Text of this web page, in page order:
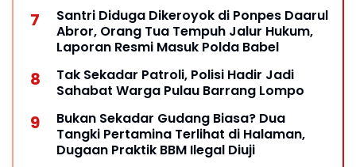
Santri Diduga Dikeroyok di Ponpes Daarul
Abror, Orang Tua Tempuh Jalur Hukum,
Laporan Resmi Masuk Polda Babel
Tak Sekadar Patroli, Polisi Hadir Jadi
Sahabat Warga Pulau Barrang Lompo
Bukan Sekadar Gudang Biasa? Dua
Tangki Pertamina Terlihat di Halaman,
Dugaan Praktik BBM Ilegal Diuji